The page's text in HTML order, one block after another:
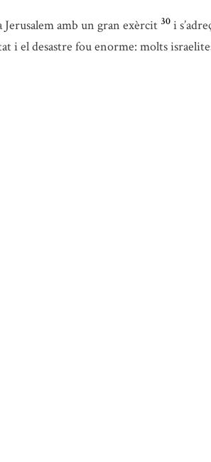
Jerusalem amb un gran exèrcit 30 i
i el desastre fou enorme: molts